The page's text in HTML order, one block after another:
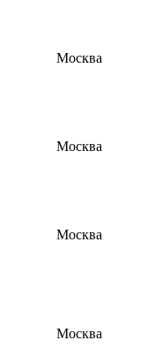
Москва
Москва
Москва
Москва